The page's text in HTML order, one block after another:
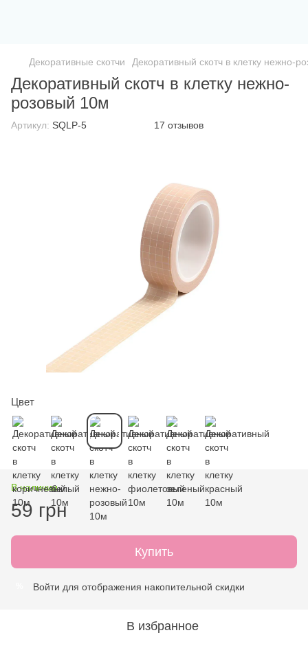
Декоративные скотчи Декоративный скотч в клетку нежно-
Декоративный скотч в клетку нежно-
розовый 10м
Артикул: SQLP-5 17 отзывов
Цвет
В наличии
59 грн
Купить
Войти для отображения накопительной скидки
В избранное